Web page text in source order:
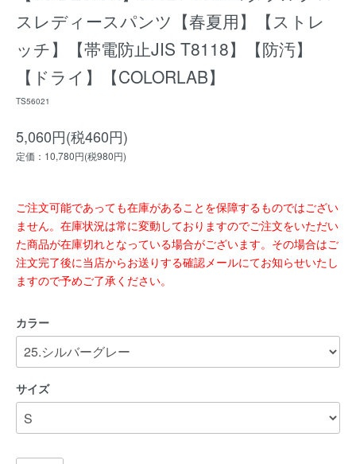
スレディースパンツ【春夏用】【ストレ
ッチ】【帯電防止JIS T8118】【防汚】
【ドライ】【COLORLAB】
TS56021
5,060円(税460円)
定価：10,780円(税980円)
ご注文可能であっても在庫があることを保障するものではござい
ません。在庫状況は常に変動しておりますのでご注文をいただい
た商品が在庫切れとなっている場合がございます。その場合はご
注文完了後に当店からお送りする確認メールにてお知らせいたし
ますので予めご了承ください。
カラー
サイズ